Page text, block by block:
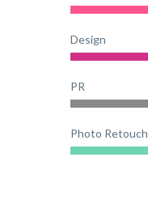
Design
PR
Photo Retouch